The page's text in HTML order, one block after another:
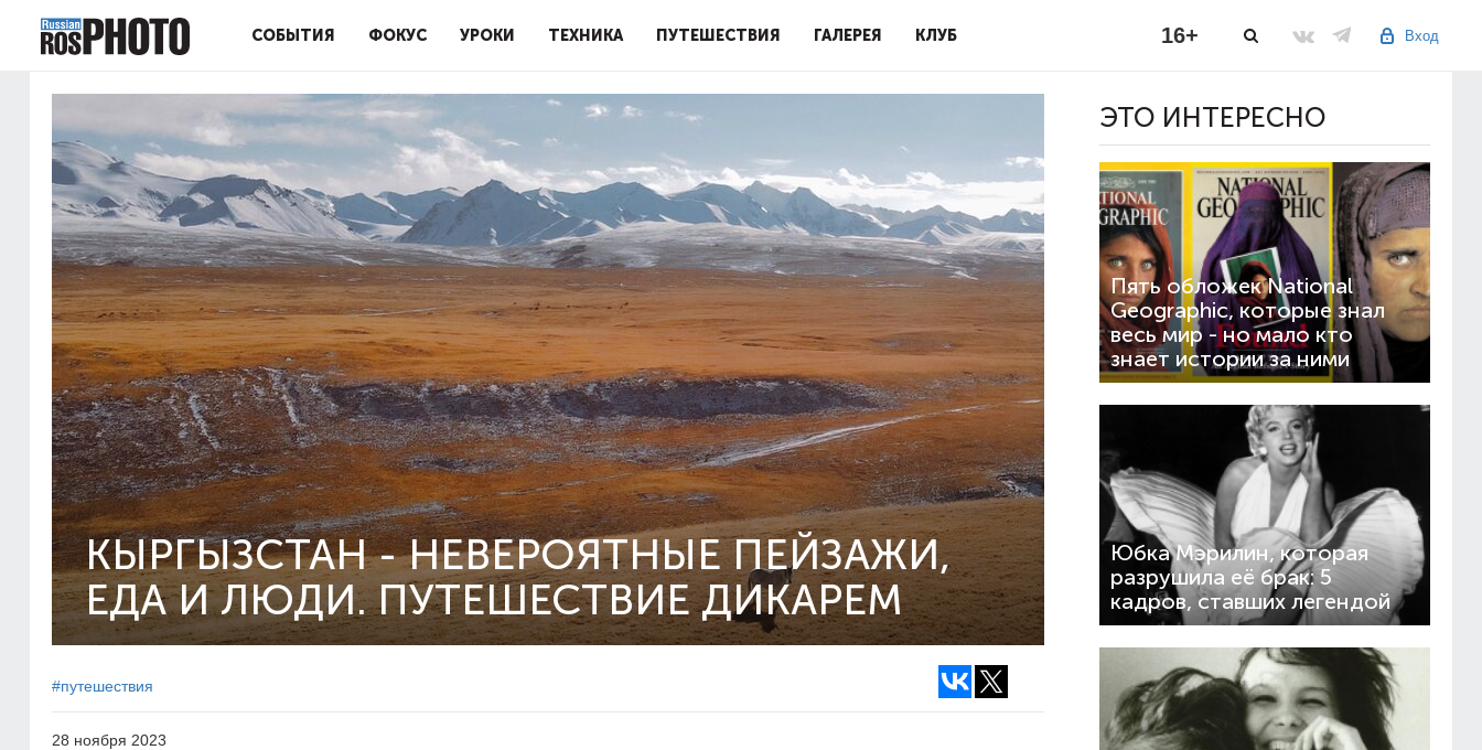
СОБЫТИЯ ФОКУС УРОКИ ТЕХНИКА ПУТЕШЕСТВИЯ ГАЛЕРЕЯ КЛУБ Вход
16+
КЫРГЫЗСТАН - НЕВЕРОЯТНЫЕ ПЕЙЗАЖИ,
ЕДА И ЛЮДИ. ПУТЕШЕСТВИЕ ДИКАРЕМ
#путешествия
28 ноября 2023
ЭТО ИНТЕРЕСНО
Пять обложек National
Geographic, которые знал
весь мир - но мало кто
знает истории за ними
Юбка Мэрилин, которая
разрушила её брак: 5
кадров, ставших легендой